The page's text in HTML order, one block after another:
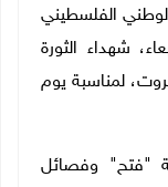
الوطني الفلسطيني
شهداء الثورة
لمناسبة يوم
"فتح" وفصائل